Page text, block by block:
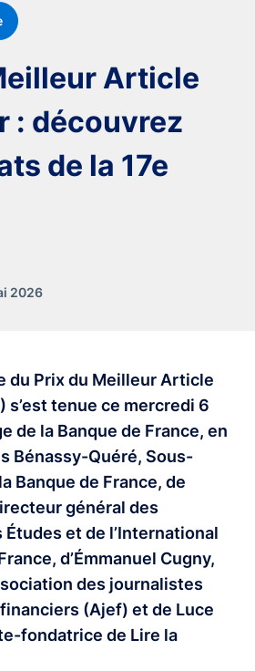
Article
: découvrez
de la 17e
2026
du Prix du Meilleur Article
s’est tenue ce mercredi 6
de la Banque de France, en
Bénassy-Quéré, Sous-
Banque de France, de
général des
et de l’International
d’Émmanuel Cugny,
des journalistes
(Ajef) et de Luce
fondatrice de Lire la